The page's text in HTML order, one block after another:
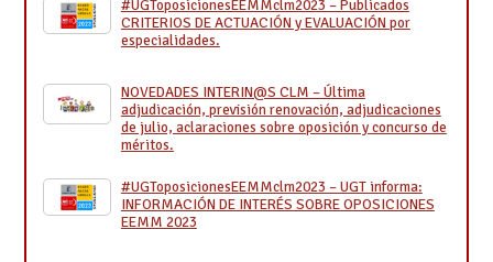
#UGToposicionesEEMMclm2023 – Publicados
CRITERIOS DE ACTUACIÓN y EVALUACIÓN por
especialidades.
NOVEDADES INTERIN@S CLM – Última
adjudicación, previsión renovación, adjudicaciones
de julio, aclaraciones sobre oposición y concurso de
méritos.
#UGToposicionesEEMMclm2023 – UGT informa:
INFORMACIÓN DE INTERÉS SOBRE OPOSICIONES
EEMM 2023